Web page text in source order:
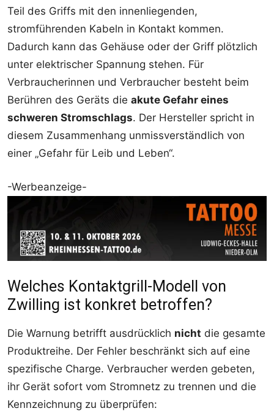
Teil des Griffs mit den innenliegenden,
stromführenden Kabeln in Kontakt kommen.
Dadurch kann das Gehäuse oder der Griff plötzlich
unter elektrischer Spannung stehen. Für
Verbraucherinnen und Verbraucher besteht beim
Berühren des Geräts die akute Gefahr eines
schweren Stromschlags. Der Hersteller spricht in
diesem Zusammenhang unmissverständlich von
einer „Gefahr für Leib und Leben“.
-Werbeanzeige-
Welches Kontaktgrill-Modell von
Zwilling ist konkret betroffen?
Die Warnung betrifft ausdrücklich nicht die gesamte
Produktreihe. Der Fehler beschränkt sich auf eine
spezifische Charge. Verbraucher werden gebeten,
ihr Gerät sofort vom Stromnetz zu trennen und die
Kennzeichnung zu überprüfen: